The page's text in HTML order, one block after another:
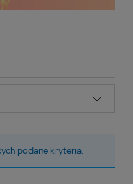
podane kryteria.